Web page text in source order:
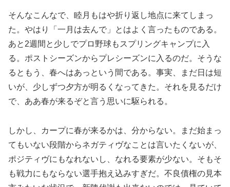
そんなこんなで、睦月もはや折り返し地点に来てしまっ
た。やはり「一月は去んで」とはよく言ったものである。
あと2週間と少しでプロ野球もスプリングキャンプに入
る。ポストシーズンからプレシーズンに入るのだ。そうな
るともう、春へはあっという間である。事実、まだ日は短
いが、少しずつ夕方が明るくなってきた。それを見るだけ
で、ああ春が来るぞと言う思いに駆られる。
しかし、カープに春が来るかは、分からない。まだ始まっ
てもいない段階からネガティヴなことは言いたくないが、
ポジティヴにもなれないし、なれる要素が少ない。そもそ
も戦力にもならない選手抱え込みすぎだ。不良債権の見本